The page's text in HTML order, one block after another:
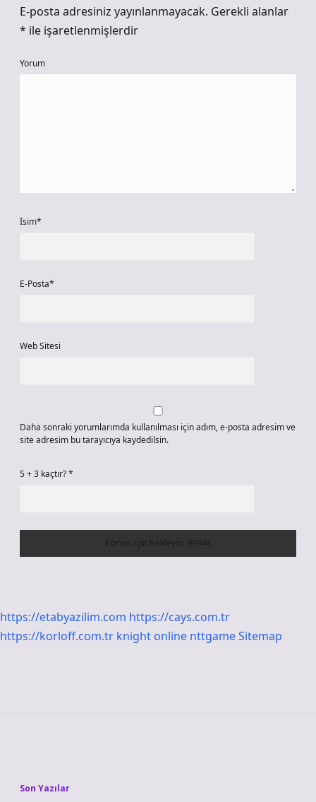
E-posta adresiniz yayınlanmayacak. Gerekli alanlar
* ile işaretlenmişlerdir
Yorum
İsim*
E-Posta*
Web Sitesi
Daha sonraki yorumlarımda kullanılması için adım, e-posta adresim ve
site adresim bu tarayıcıya kaydedilsin.
5 + 3 kaçtır?*
https://etabyazilim.com https://cays.com.tr
https://korloff.com.tr knight online nttgameSitemap
Son Yazılar